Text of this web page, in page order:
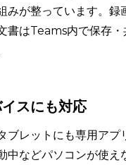
みが整っています。録
書はTeams内で保存・
スにも対応
ブレットにも専用アプ
中などパソコンが使え